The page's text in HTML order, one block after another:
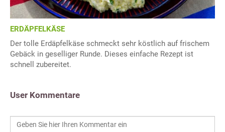
ERDÄPFELKÄSE
Der tolle Erdäpfelkäse schmeckt sehr köstlich auf frischem
Gebäck in geselliger Runde. Dieses einfache Rezept ist
schnell zubereitet.
User Kommentare